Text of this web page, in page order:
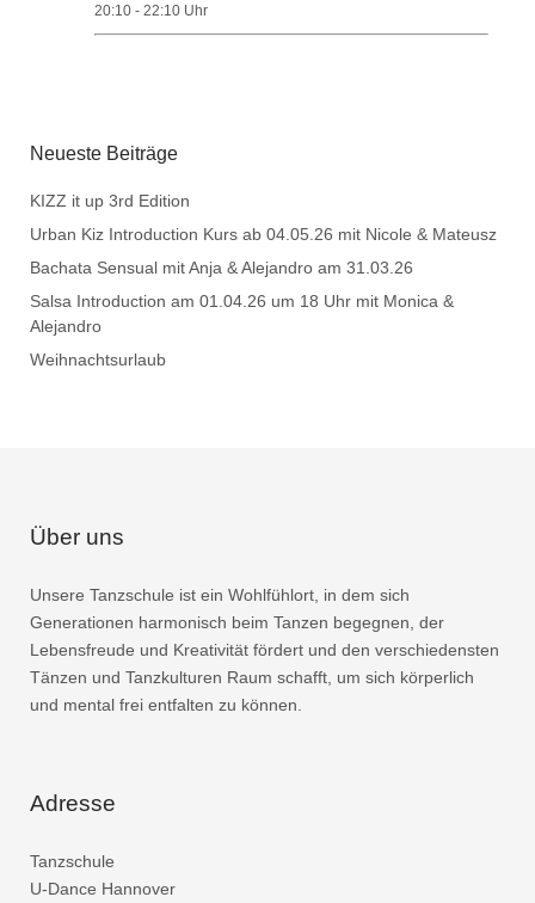
20:10 - 22:10 Uhr
Neueste Beiträge
KIZZ it up 3rd Edition
Urban Kiz Introduction Kurs ab 04.05.26 mit Nicole & Mateusz
Bachata Sensual mit Anja & Alejandro am 31.03.26
Salsa Introduction am 01.04.26 um 18 Uhr mit Monica &
Alejandro
Weihnachtsurlaub
Über uns
Unsere Tanzschule ist ein Wohlfühlort, in dem sich
Generationen harmonisch beim Tanzen begegnen, der
Lebensfreude und Kreativität fördert und den verschiedensten
Tänzen und Tanzkulturen Raum schafft, um sich körperlich
und mental frei entfalten zu können.
Adresse
Tanzschule
U-Dance Hannover